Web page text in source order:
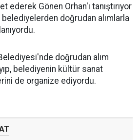
ederek Gönen Orhan'ı tanıştırıyor
doğrudan alımlarla
doğrudan alım
belediyenin kültür sanat
de organize ediyordu.